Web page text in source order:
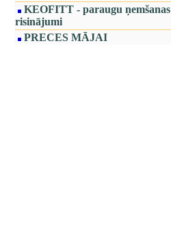
KEOFITT - paraugu ņemšanas
risinājumi
PRECES MĀJAI